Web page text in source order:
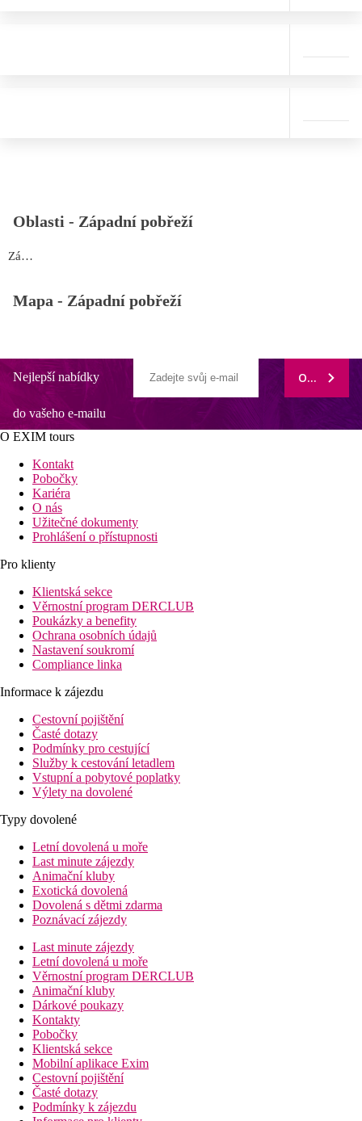
Oblasti - Západní pobřeží
Západní pobřeží
Mapa - Západní pobřeží
Nejlepší nabídky
do vašeho e-mailu
ODEBÍRAT
O EXIM tours
Kontakt
Pobočky
Kariéra
O nás
Užitečné dokumenty
Prohlášení o přístupnosti
Pro klienty
Klientská sekce
Věrnostní program DERCLUB
Poukázky a benefity
Ochrana osobních údajů
Nastavení soukromí
Compliance linka
Informace k zájezdu
Cestovní pojištění
Časté dotazy
Podmínky pro cestující
Služby k cestování letadlem
Vstupní a pobytové poplatky
Výlety na dovolené
Typy dovolené
Letní dovolená u moře
Last minute zájezdy
Animační kluby
Exotická dovolená
Dovolená s dětmi zdarma
Poznávací zájezdy
Last minute zájezdy
Letní dovolená u moře
Věrnostní program DERCLUB
Animační kluby
Dárkové poukazy
Kontakty
Pobočky
Klientská sekce
Mobilní aplikace Exim
Cestovní pojištění
Časté dotazy
Podmínky k zájezdu